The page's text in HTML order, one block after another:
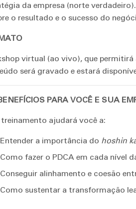
da empresa (norte
o resultado e o sucesso do
virtual (ao vivo), que
será gravado e estará
PARA VOCÊ E SUA
treinamento ajudará você a:
Entender a importância do hoshin
Como fazer o PDCA em cada nível
Conseguir alinhamento e coesão
Como sustentar a transformação